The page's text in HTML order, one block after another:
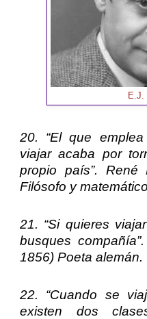
E.J.
20. “El que
viajar acaba por
propio país”. René
Filósofo y
21. “Si quieres
busques
1856) Poeta alemán.
22. “Cuando se
existen dos